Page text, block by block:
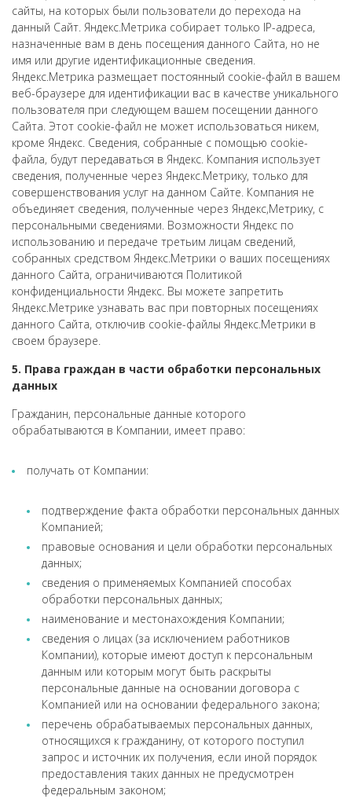
сайты, на которых были пользователи до перехода на
данный Сайт. Яндекс.Метрика собирает только IP-адреса,
назначенные вам в день посещения данного Сайта, но не
имя или другие идентификационные сведения.
Яндекс.Метрика размещает постоянный cookie-файл в вашем
веб-браузере для идентификации вас в качестве уникального
пользователя при следующем вашем посещении данного
Сайта. Этот cookie-файл не может использоваться никем,
кроме Яндекс. Сведения, собранные с помощью cookie-
файла, будут передаваться в Яндекс. Компания использует
сведения, полученные через Яндекс.Метрику, только для
совершенствования услуг на данном Сайте. Компания не
объединяет сведения, полученные через Яндекс,Метрику, с
персональными сведениями. Возможности Яндекс по
использованию и передаче третьим лицам сведений,
собранных средством Яндекс.Метрики о ваших посещениях
данного Сайта, ограничиваются Политикой
конфиденциальности Яндекс. Вы можете запретить
Яндекс.Метрике узнавать вас при повторных посещениях
данного Сайта, отключив cookie-файлы Яндекс.Метрики в
своем браузере.
5. Права граждан в части обработки персональных
данных
Гражданин, персональные данные которого
обрабатываются в Компании, имеет право:
получать от Компании:
подтверждение факта обработки персональных данных
Компанией;
правовые основания и цели обработки персональных
данных;
сведения о применяемых Компанией способах
обработки персональных данных;
наименование и местонахождения Компании;
сведения о лицах (за исключением работников
Компании), которые имеют доступ к персональным
данным или которым могут быть раскрыты
персональные данные на основании договора с
Компанией или на основании федерального закона;
перечень обрабатываемых персональных данных,
относящихся к гражданину, от которого поступил
запрос и источник их получения, если иной порядок
предоставления таких данных не предусмотрен
федеральным законом;